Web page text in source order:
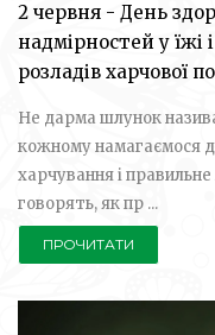
2 червня - День
надмірностей у їжі
розладів харчової
Не дарма шлунок
кожному намагаємося
харчування і
говорять, як пр ...
ПРОЧИТАТИ